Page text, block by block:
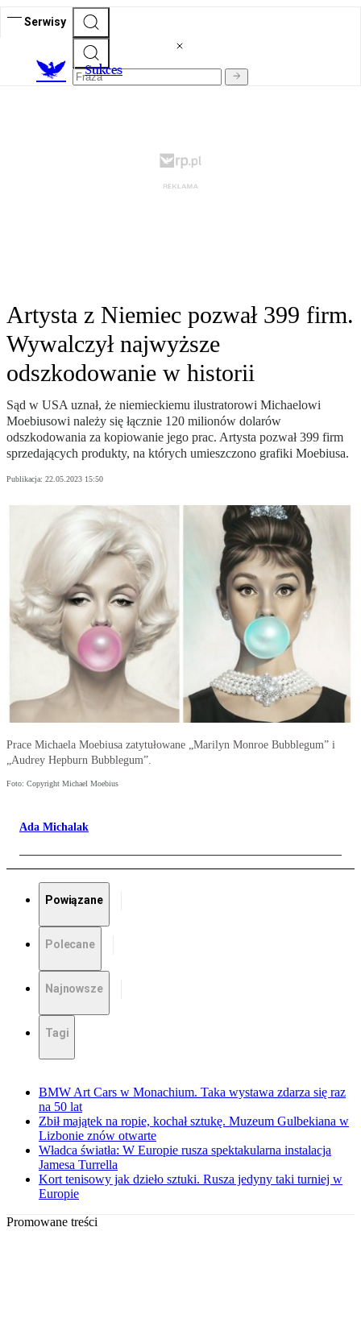
Serwisy
Sukces
Artysta z Niemiec pozwał 399 firm.
Wywalczył najwyższe
odszkodowanie w historii
Sąd w USA uznał, że niemieckiemu ilustratorowi Michaelowi
Moebiusowi należy się łącznie 120 milionów dolarów
odszkodowania za kopiowanie jego prac. Artysta pozwał 399 firm
sprzedających produkty, na których umieszczono grafiki Moebiusa.
Publikacja: 22.05.2023 15:50
Prace Michaela Moebiusa zatytułowane „Marilyn Monroe Bubblegum” i
„Audrey Hepburn Bubblegum”.
Foto: Copyright Michael Moebius
Ada Michalak
Powiązane
Polecane
Najnowsze
Tagi
BMW Art Cars w Monachium. Taka wystawa zdarza się raz
na 50 lat
Zbił majątek na ropie, kochał sztukę. Muzeum Gulbekiana w
Lizbonie znów otwarte
Władca światła: W Europie rusza spektakularna instalacja
Jamesa Turrella
Kort tenisowy jak dzieło sztuki. Rusza jedyny taki turniej w
Europie
Promowane treści